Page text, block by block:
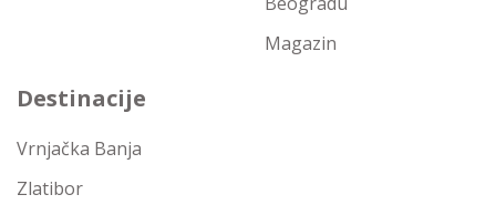
Magazin
Destinacije
Vrnjačka Banja
Zlatibor